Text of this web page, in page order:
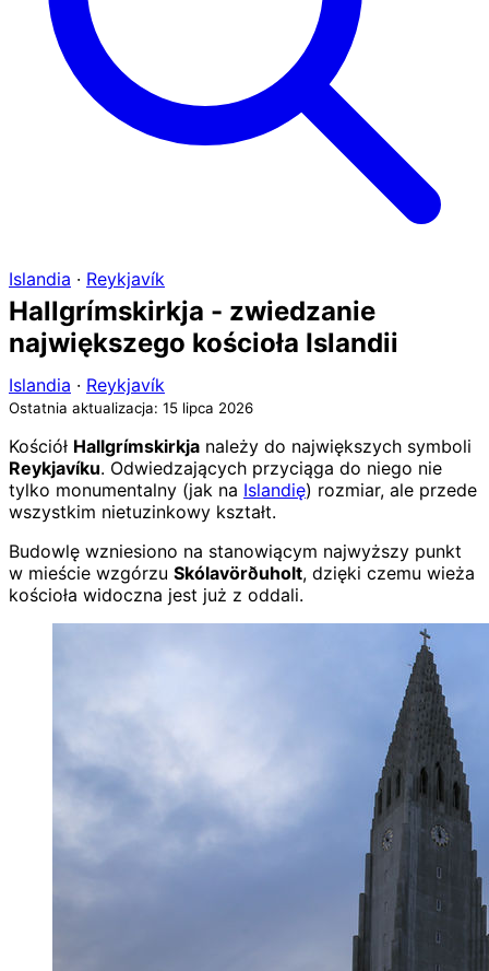
Islandia · Reykjavík
Hallgrímskirkja - zwiedzanie
największego kościoła Islandii
Islandia · Reykjavík
Ostatnia aktualizacja: 15 lipca 2026
Kościół Hallgrímskirkja należy do największych symboli
Reykjavíku. Odwiedzających przyciąga do niego nie
tylko monumentalny (jak na Islandię) rozmiar, ale przede
wszystkim nietuzinkowy kształt.
Budowlę wzniesiono na stanowiącym najwyższy punkt
w mieście wzgórzu Skólavörðuholt, dzięki czemu wieża
kościoła widoczna jest już z oddali.